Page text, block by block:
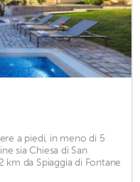
a piedi, in meno di 5
sia Chiesa di San
km da Spiaggia di Fontane